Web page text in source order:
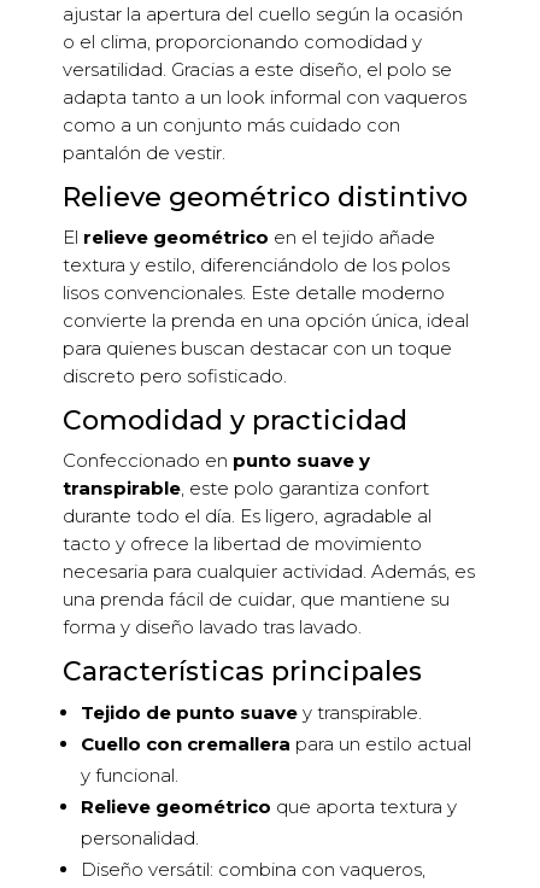
ajustar la apertura del cuello según la ocasión
o el clima, proporcionando comodidad y
versatilidad. Gracias a este diseño, el polo se
adapta tanto a un look informal con vaqueros
como a un conjunto más cuidado con
pantalón de vestir.
Relieve geométrico distintivo
El relieve geométrico en el tejido añade
textura y estilo, diferenciándolo de los polos
lisos convencionales. Este detalle moderno
convierte la prenda en una opción única, ideal
para quienes buscan destacar con un toque
discreto pero sofisticado.
Comodidad y practicidad
Confeccionado en punto suave y
transpirable, este polo garantiza confort
durante todo el día. Es ligero, agradable al
tacto y ofrece la libertad de movimiento
necesaria para cualquier actividad. Además, es
una prenda fácil de cuidar, que mantiene su
forma y diseño lavado tras lavado.
Características principales
Tejido de punto suave y transpirable.
Cuello con cremallera para un estilo actual
y funcional.
Relieve geométrico que aporta textura y
personalidad.
Diseño versátil: combina con vaqueros,